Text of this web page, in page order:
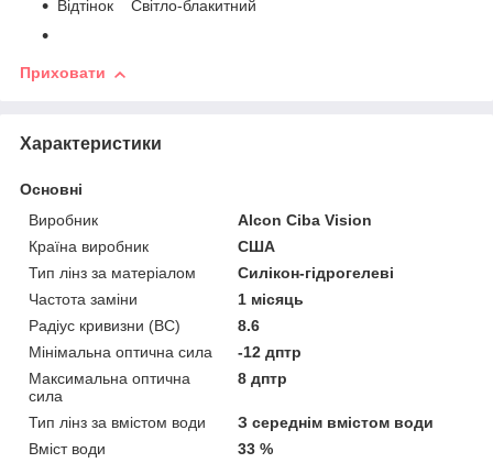
Відтінок Світло-блакитний
Приховати
Характеристики
Основні
Виробник
Alcon Ciba Vision
Країна виробник
США
Тип лінз за матеріалом
Силікон-гідрогелеві
Частота заміни
1 місяць
Радіус кривизни (BC)
8.6
Мінімальна оптична сила
-12 дптр
Максимальна оптична
сила
8 дптр
Тип лінз за вмістом води
З середнім вмістом води
Вміст води
33 %